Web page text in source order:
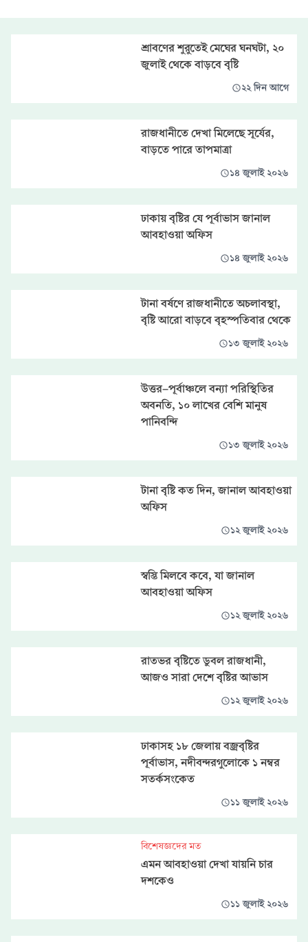
শ্রাবণের শুরুতেই মেঘের ঘনঘটা, ২০
জুলাই থেকে বাড়বে বৃষ্টি
২২ দিন আগে
রাজধানীতে দেখা মিলেছে সূর্যের,
বাড়তে পারে তাপমাত্রা
১৪ জুলাই ২০২৬
ঢাকায় বৃষ্টির যে পূর্বাভাস জানাল
আবহাওয়া অফিস
১৪ জুলাই ২০২৬
টানা বর্ষণে রাজধানীতে অচলাবস্থা,
বৃষ্টি আরো বাড়বে বৃহস্পতিবার থেকে
১৩ জুলাই ২০২৬
উত্তর-পূর্বাঞ্চলে বন্যা পরিস্থিতির
অবনতি, ১০ লাখের বেশি মানুষ
পানিবন্দি
১৩ জুলাই ২০২৬
টানা বৃষ্টি কত দিন, জানাল আবহাওয়া
অফিস
১২ জুলাই ২০২৬
স্বস্তি মিলবে কবে, যা জানাল
আবহাওয়া অফিস
১২ জুলাই ২০২৬
রাতভর বৃষ্টিতে ডুবল রাজধানী,
আজও সারা দেশে বৃষ্টির আভাস
১২ জুলাই ২০২৬
ঢাকাসহ ১৮ জেলায় বজ্রবৃষ্টির
পূর্বাভাস, নদীবন্দরগুলোকে ১ নম্বর
সতর্কসংকেত
১১ জুলাই ২০২৬
বিশেষজ্ঞদের মত
এমন আবহাওয়া দেখা যায়নি চার
দশকেও
১১ জুলাই ২০২৬